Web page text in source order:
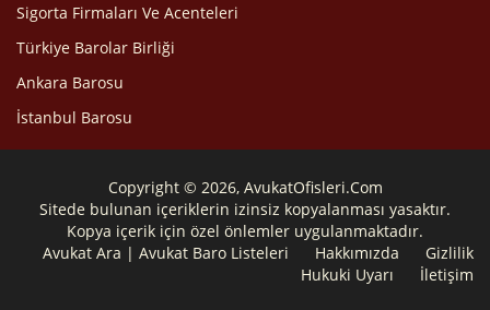
Sigorta Firmaları Ve Acenteleri
Türkiye Barolar Birliği
Ankara Barosu
İstanbul Barosu
Copyright © 2026, AvukatOfisleri.Com
Sitede bulunan içeriklerin izinsiz kopyalanması yasaktır.
Kopya içerik için özel önlemler uygulanmaktadır.
Avukat Ara | Avukat Baro Listeleri
Hakkımızda
Gizlilik
Hukuki Uyarı
İletişim